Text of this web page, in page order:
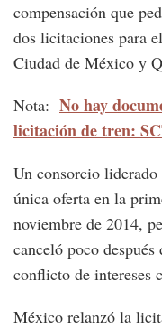
compensación que
dos licitaciones para
Ciudad de México y
Nota: No hay
licitación de tren:
Un consorcio
única oferta en la
noviembre de 2014,
canceló poco
conflicto de intereses
México relanzó la